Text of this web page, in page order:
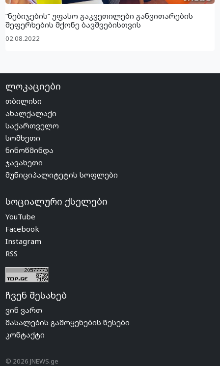
“ნებიჯების” უფასო გაკვეთილები განვითარების
შეფერხების მქონე ბავშვებისთვის
02.08.2022
ლოკაციები
თბილისი
ახალქალაქი
საქართველო
სომხეთი
ნინოწმინდა
ჯავახეთი
მუნიციპალიტეტის სოფლები
სოციალური ქსელები
YouTube
Facebook
Instagram
RSS
ჩვენ შესახებ
ვინ ვართ
მასალების გამოყენების წესები
კონტაქტი
© 2026 JNEWS.ge